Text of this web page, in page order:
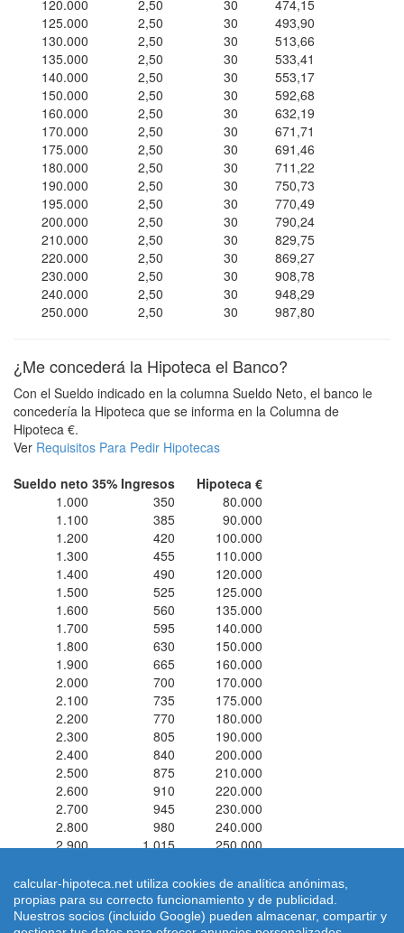
120.000
2,50 30
474,15
125.000
2,50 30
493,90
130.000
2,50 30
513,66
135.000
2,50 30
533,41
140.000
2,50 30
553,17
150.000
2,50 30
592,68
160.000
2,50 30
632,19
170.000
2,50 30
671,71
175.000
2,50 30
691,46
180.000
2,50 30
711,22
190.000
2,50 30
750,73
195.000
2,50 30
770,49
200.000
2,50 30
790,24
210.000
2,50 30
829,75
220.000
2,50 30
869,27
230.000
2,50 30
908,78
240.000
2,50 30
948,29
250.000
2,50 30 987,80
¿Me concederá la Hipoteca el Banco?
Con el Sueldo indicado en la columna Sueldo Neto, el banco le
concedería la Hipoteca que se informa en la Columna de
Hipoteca €.
Ver Requisitos Para Pedir Hipotecas
Sueldo neto 35% Ingresos
Hipoteca €
1.000
350
80.000
1.100
385
90.000
1.200
420
100.000
1.300
455
110.000
1.400
490
120.000
1.500
525
125.000
1.600
560
135.000
1.700
595
140.000
1.800
630
150.000
1.900
665
160.000
2.000
700
170.000
2.100
735
175.000
2.200
770
180.000
2.300
805
190.000
2.400
840
200.000
2.500
875
210.000
2.600
910
220.000
2.700
945
230.000
2.800
980
240.000
2.900
1.015
250.000
Simuladores de hipotecas ® 2026 calcular-hipoteca.net Home
Calcular letra de hipoteca|Revisar hipoteca|Condiciones de uso
calcular-hipoteca.net utiliza cookies de analítica anónimas,
propias para su correcto funcionamiento y de publicidad.
Nuestros socios (incluido Google) pueden almacenar, compartir y